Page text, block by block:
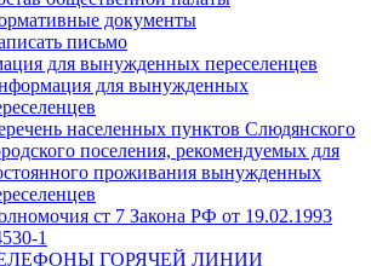
документы
письмо
для вынужденных переселенцев
для вынужденных
населенных пунктов Слюдянского
поселения, рекомендуемых для
проживания вынужденных
ст 7 Закона РФ от 19.02.1993
1
ГОРЯЧЕЙ ЛИНИИ